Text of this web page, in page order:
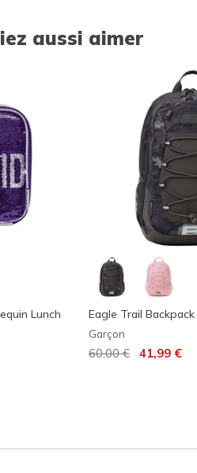
aussi aimer
Lunch
Eagle Trail Backpack
Garçon
Prix réduit de
60,00 €à 41,99 €